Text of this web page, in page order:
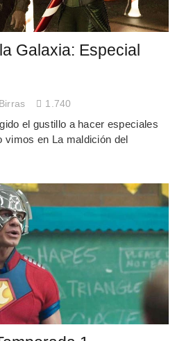
Galaxia: Especial
1.740
el gustillo a hacer especiales
vimos en La maldición del